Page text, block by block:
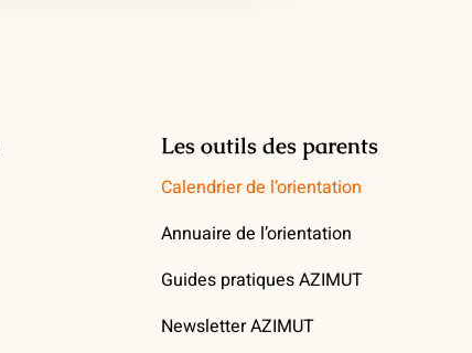
Les outils des parents
Calendrier de l’orientation
Annuaire de l’orientation
Guides pratiques AZIMUT
Newsletter AZIMUT